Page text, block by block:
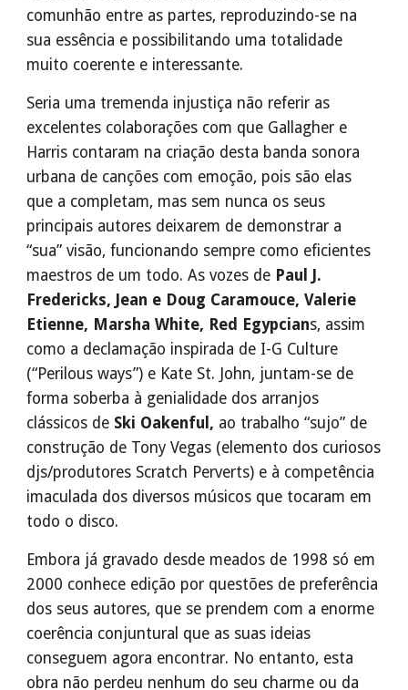
comunhão entre as partes, reproduzindo-se na
sua essência e possibilitando uma totalidade
muito coerente e interessante.
Seria uma tremenda injustiça não referir as
excelentes colaborações com que Gallagher e
Harris contaram na criação desta banda sonora
urbana de canções com emoção, pois são elas
que a completam, mas sem nunca os seus
principais autores deixarem de demonstrar a
“sua” visão, funcionando sempre como eficientes
maestros de um todo. As vozes de Paul J.
Fredericks, Jean e Doug Caramouce, Valerie
Etienne, Marsha White, Red Egypcians, assim
como a declamação inspirada de I-G Culture
(“Perilous ways”) e Kate St. John, juntam-se de
forma soberba à genialidade dos arranjos
clássicos de Ski Oakenful, ao trabalho “sujo” de
construção de Tony Vegas (elemento dos curiosos
djs/produtores Scratch Perverts) e à competência
imaculada dos diversos músicos que tocaram em
todo o disco.
Embora já gravado desde meados de 1998 só em
2000 conhece edição por questões de preferência
dos seus autores, que se prendem com a enorme
coerência conjuntural que as suas ideias
conseguem agora encontrar. No entanto, esta
obra não perdeu nenhum do seu charme ou da